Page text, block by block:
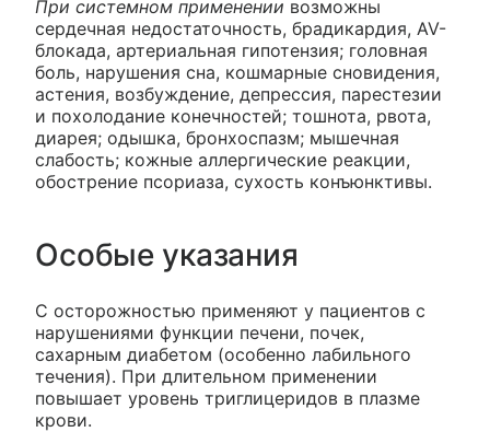
При системном применении возможны
сердечная недостаточность, брадикардия, AV-
блокада, артериальная гипотензия; головная
боль, нарушения сна, кошмарные сновидения,
астения, возбуждение, депрессия, парестезии
и похолодание конечностей; тошнота, рвота,
диарея; одышка, бронхоспазм; мышечная
слабость; кожные аллергические реакции,
обострение псориаза, сухость конъюнктивы.
Особые указания
С осторожностью применяют у пациентов с
нарушениями функции печени, почек,
сахарным диабетом (особенно лабильного
течения). При длительном применении
повышает уровень триглицеридов в плазме
крови.